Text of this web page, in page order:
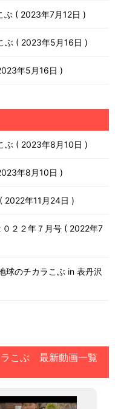
ぶ 2023年7月12日
ぶ 2023年5月16日
年5月16日
ぶ 2023年8月10日
年8月10日
2022年11月24日
２２年７月号
2022年7
球のチカラこぶ in 表丹沢
こぶ 最新動画一覧